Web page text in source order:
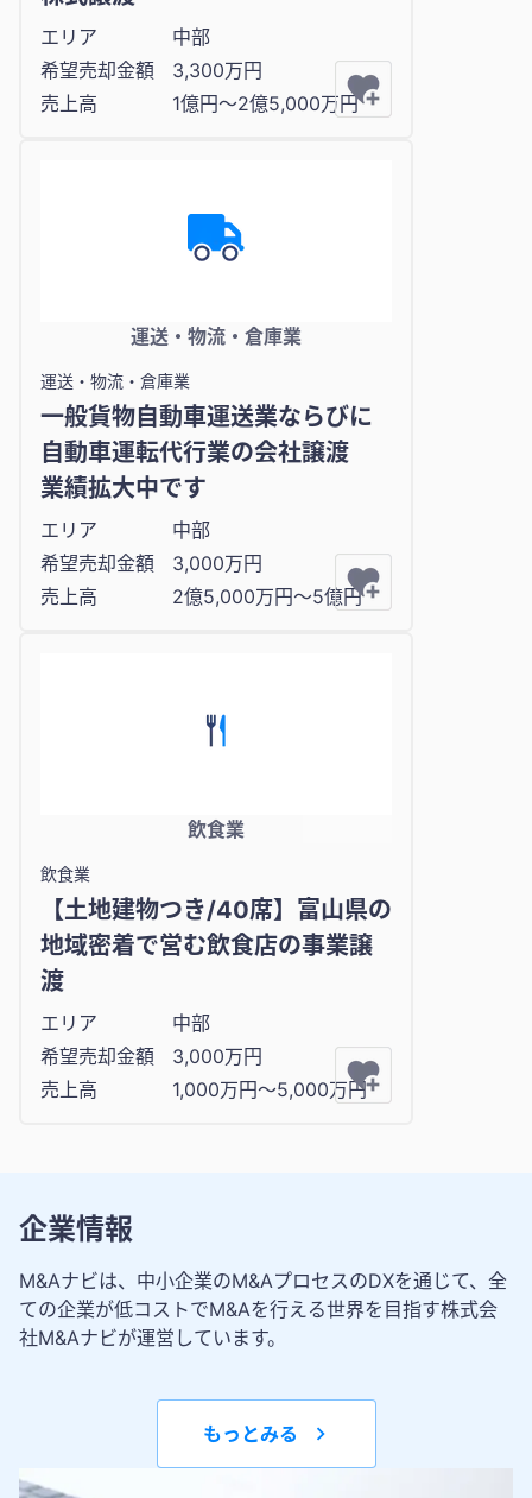
エリア
中部
希望売却金額
3,300万円
売上高
1億円〜2億5,000万円
運送・物流・倉庫業
運送・物流・倉庫業
一般貨物自動車運送業ならびに
自動車運転代行業の会社譲渡
業績拡大中です
エリア
中部
希望売却金額
3,000万円
売上高
2億5,000万円〜5億円
飲食業
飲食業
【土地建物つき/40席】富山県の
地域密着で営む飲食店の事業譲
渡
エリア
中部
希望売却金額
3,000万円
売上高
1,000万円〜5,000万円
企業情報
M&Aナビは、中小企業のM&AプロセスのDXを通じて、全
ての企業が低コストでM&Aを行える世界を目指す株式会
社M&Aナビが運営しています。
もっとみる